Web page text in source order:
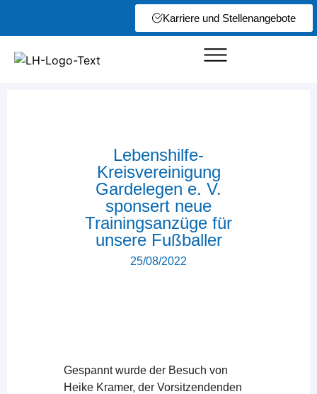
Karriere und Stellenangebote
Lebenshilfe-
Kreisvereinigung
Gardelegen e. V.
sponsert neue
Trainingsanzüge für
unsere Fußballer
25/08/2022
Gespannt wurde der Besuch von
Heike Kramer, der Vorsitzendenden